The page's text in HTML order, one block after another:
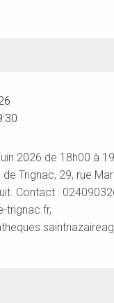
2026 de 18h00 à
de Trignac, 29, rue
Contact :
trignac.fr,